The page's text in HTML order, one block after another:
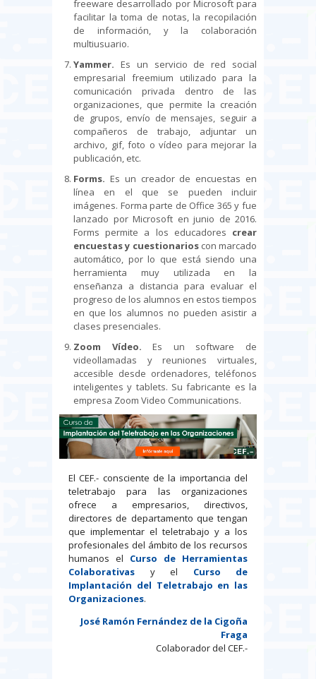
freeware desarrollado por Microsoft para
facilitar la toma de notas, la recopilación
de información, y la colaboración
multiusuario.
Yammer. Es un servicio de red social
empresarial freemium utilizado para la
comunicación privada dentro de las
organizaciones, que permite la creación
de grupos, envío de mensajes, seguir a
compañeros de trabajo, adjuntar un
archivo, gif, foto o vídeo para mejorar la
publicación, etc.
Forms. Es un creador de encuestas en
línea en el que se pueden incluir
imágenes. Forma parte de Office 365 y fue
lanzado por Microsoft en junio de 2016.
Forms permite a los educadores crear
encuestas y cuestionarioscon marcado
automático, por lo que está siendo una
herramienta muy utilizada en la
enseñanza a distancia para evaluar el
progreso de los alumnos en estos tiempos
en que los alumnos no pueden asistir a
clases presenciales.
Zoom Vídeo. Es un software de
videollamadas y reuniones virtuales,
accesible desde ordenadores, teléfonos
inteligentes y tablets. Su fabricante es la
empresa Zoom Video Communications.
El CEF.- consciente de la importancia del
teletrabajo para las organizaciones
ofrece a empresarios, directivos,
directores de departamento que tengan
que implementar el teletrabajo y a los
profesionales del ámbito de los recursos
humanos el Curso de Herramientas
Colaborativas y el Curso de
Implantación del Teletrabajo en las
Organizaciones.
José Ramón Fernández de la Cigoña
Fraga
Colaborador del CEF.-